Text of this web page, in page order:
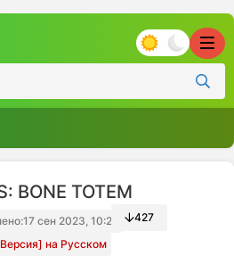
BONE TOTEM
17 сен 2023, 10:27
на Русском
427